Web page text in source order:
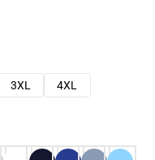
3XL
4XL